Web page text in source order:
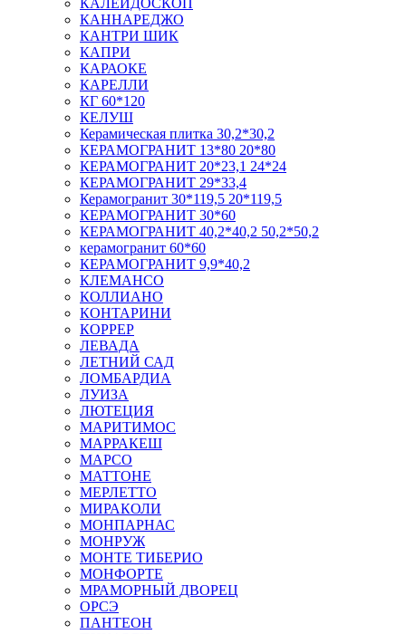
КАЛЕЙДОСКОП
КАННАРЕДЖО
КАНТРИ ШИК
КАПРИ
КАРАОКЕ
КАРЕЛЛИ
КГ 60*120
КЕЛУШ
Керамическая плитка 30,2*30,2
КЕРАМОГРАНИТ 13*80 20*80
КЕРАМОГРАНИТ 20*23,1 24*24
КЕРАМОГРАНИТ 29*33,4
Керамогранит 30*119,5 20*119,5
КЕРАМОГРАНИТ 30*60
КЕРАМОГРАНИТ 40,2*40,2 50,2*50,2
керамогранит 60*60
КЕРАМОГРАНИТ 9,9*40,2
КЛЕМАНСО
КОЛЛИАНО
КОНТАРИНИ
КОРРЕР
ЛЕВАДА
ЛЕТНИЙ САД
ЛОМБАРДИА
ЛУИЗА
ЛЮТЕЦИЯ
МАРИТИМОС
МАРРАКЕШ
МАРСО
МАТТОНЕ
МЕРЛЕТТО
МИРАКОЛИ
МОНПАРНАС
МОНРУЖ
МОНТЕ ТИБЕРИО
МОНФОРТЕ
МРАМОРНЫЙ ДВОРЕЦ
ОРСЭ
ПАНТЕОН